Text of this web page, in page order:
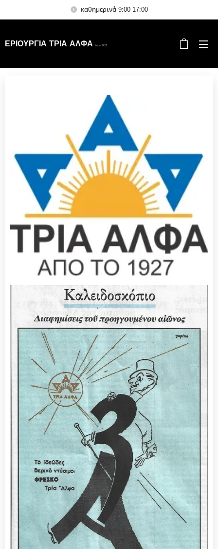
καθημερινά 9:00-17:00
ΕΡΙΟΥΡΓΙΑ ΤΡΙΑ ΑΛΦΑ Since 1927